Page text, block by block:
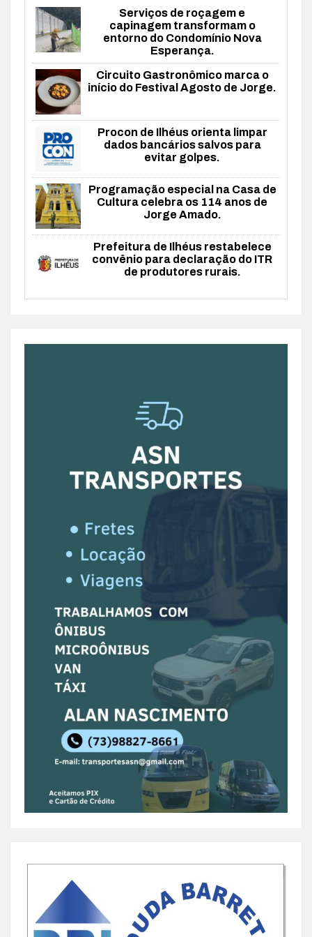
Serviços de roçagem e
capinagem transformam o
entorno do Condomínio Nova
Esperança.
Circuito Gastronômico marca o
início do Festival Agosto de Jorge.
Procon de Ilhéus orienta limpar
dados bancários salvos para
evitar golpes.
Programação especial na Casa de
Cultura celebra os 114 anos de
Jorge Amado.
Prefeitura de Ilhéus restabelece
convênio para declaração do ITR
de produtores rurais.